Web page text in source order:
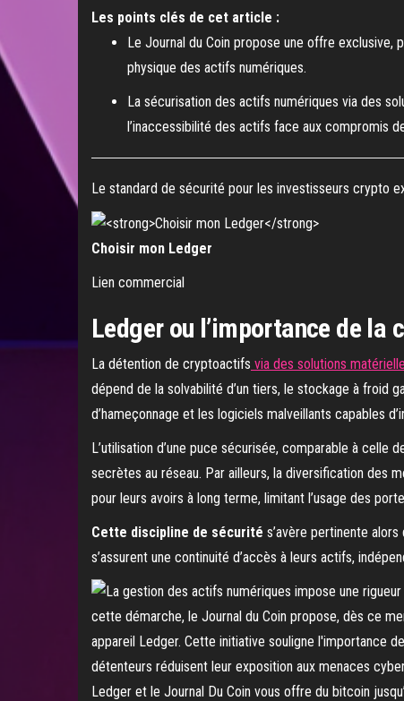
Les points clés de cet article :
Le Journal du Coin propose une offre exclusive,
physique des actifs numériques.
La sécurisation des actifs numériques via des
l’inaccessibilité des actifs face aux compromis
Le standard de sécurité pour les investisseurs crypto
Choisir mon Ledger
Lien commercial
Ledger ou l’importance de
La détention de cryptoactifs via des solutions
dépend de la solvabilité d’un tiers, le stockage à froid
d’hameçonnage et les logiciels malveillants capables
L’utilisation d’une puce sécurisée, comparable à celle
secrètes au réseau. Par ailleurs, la diversification des
pour leurs avoirs à long terme, limitant l’usage des
Cette discipline de sécurité s’avère pertinente
s’assurent une continuité d’accès à leurs actifs,
Ledger et le Journal Du Coin vous offre du bitcoin